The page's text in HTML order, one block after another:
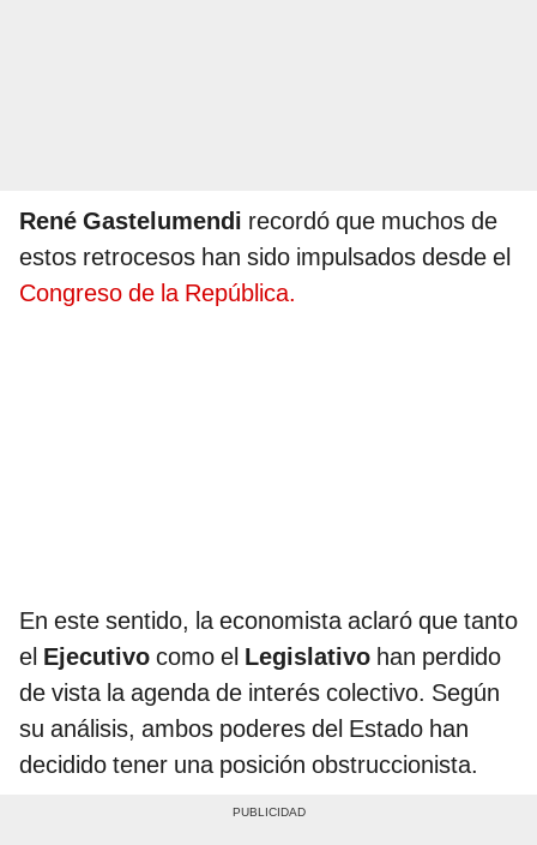
René Gastelumendi recordó que muchos de
estos retrocesos han sido impulsados desde el
Congreso de la República.
En este sentido, la economista aclaró que tanto
el Ejecutivo como el Legislativo han perdido
de vista la agenda de interés colectivo. Según
su análisis, ambos poderes del Estado han
decidido tener una posición obstruccionista.